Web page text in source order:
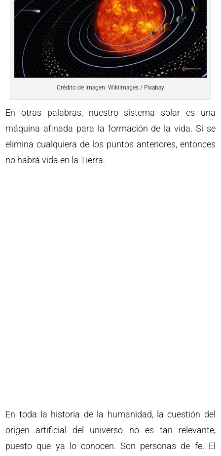
Crédito de imagen: WikiImages / Pixabay
En otras palabras, nuestro sistema solar es una
máquina afinada para la formación de la vida. Si se
elimina cualquiera de los puntos anteriores, entonces
no habrá vida en la Tierra.
En toda la historia de la humanidad, la cuestión del
origen artificial del universo no es tan relevante,
puesto que ya lo conocen. Son personas de fe. El